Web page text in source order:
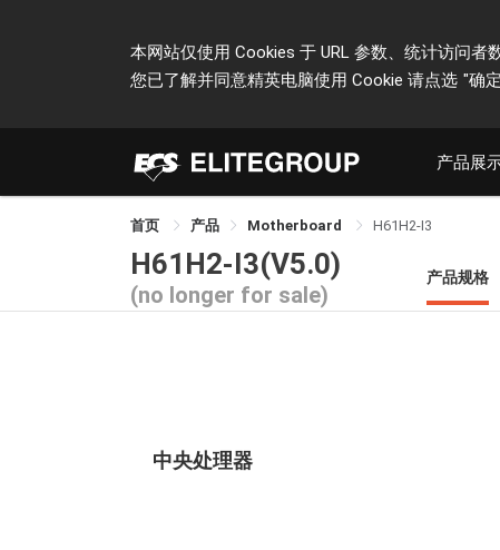
本网站仅使用 Cookies 于 URL 参数、统计访问
您已了解并同意精英电脑使用 Cookie 请点选 "确
产品展
首页 产品 Motherboard H61H2-I3
H61H2-I3(V5.0)
(no longer for sale)
产品规格
中央处理器